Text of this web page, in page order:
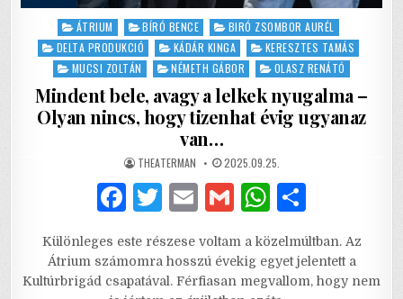
Posted
in
ÁTRIUM BÍRÓ BENCE
BIRÓ ZSOMBOR AURÉL
DELTA PRODUKCIÓ
KÁDÁR KINGA
KERESZTES TAMÁS
MUCSI ZOLTÁN
NÉMETH GÁBOR OLASZ RENÁTÓ
Mindent bele, avagy a lelkek nyugalma –
Olyan nincs, hogy tizenhat évig ugyanaz
van…
AUTHOR:
THEATERMAN PUBLISHED
DATE:
2025.09.25.
F
c
e
T
it
te
E
ai
l
G
ai
l
W
at
s
ar
e
Különleges este részese voltam a közelmúltban. Az
Átrium számomra hosszú évekig egyet jelentett a
Kultúrbrigád csapatával. Férfiasan megvallom, hogy nem